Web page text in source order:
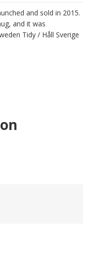
and sold in 2015.
and it was
Tidy / Håll Sverige